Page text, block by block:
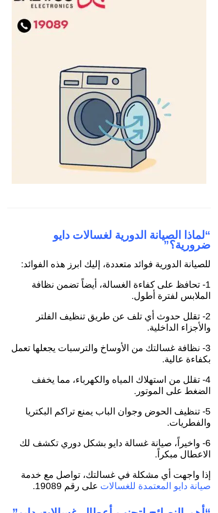
“لماذا الصيانة الدورية لغسالات دايو
ضرورية؟”
للصيانة الدورية فوائد متعددة، إليك ابرز هذه الفوائد:
1- تحافظ على كفاءة الغسالة، أيضاً تضمن نظافة
الملابس لفترة أطول.
2- تقلل حدوث أي تلف عن طريق تنظيف الفلتر
والأجزاء الداخلية.
3- نظافة غسالتك من الأوساخ والترسبات يجعلها تعمل
بكفاءة عالية.
4- تقلل من استهلاك المياه والكهرباء، مما يخفف
الضغط على الموتور.
5- تنظيف الحوض وجوان الباب يمنع تراكم البكتريا
والفطريات.
6- واخيراً، صيانة غسالة دايو بشكل دوري تكشف لك
الاعطال مبكراً.
إذا واجهت أي مشكلة في غسالتك، تواصل مع خدمة
صيانة دايو المعتمدة للغسالات على رقم 19089.